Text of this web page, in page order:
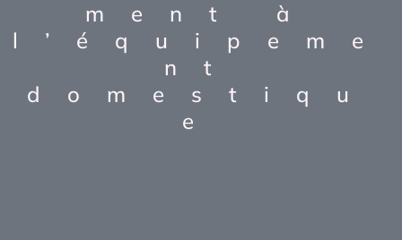
ment à
l’équipeme
nt
domestiqu
e